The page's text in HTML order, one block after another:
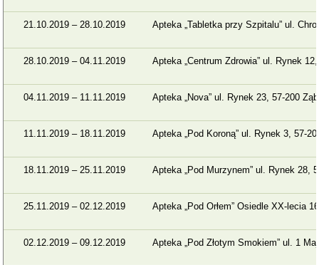
21.10.2019 – 28.10.2019 Apteka „Tabletka przy Szpitalu” ul.
28.10.2019 – 04.11.2019 Apteka „Centrum Zdrowia” ul. Rynek
04.11.2019 – 11.11.2019 Apteka „Nova” ul. Rynek 23, 57-200
11.11.2019 – 18.11.2019 Apteka „Pod Koroną” ul. Rynek 3, 57-
18.11.2019 – 25.11.2019 Apteka „Pod Murzynem” ul. Rynek 28,
25.11.2019 – 02.12.2019 Apteka „Pod Orłem” Osiedle XX-lecia
02.12.2019 – 09.12.2019 Apteka „Pod Złotym Smokiem” ul. 1